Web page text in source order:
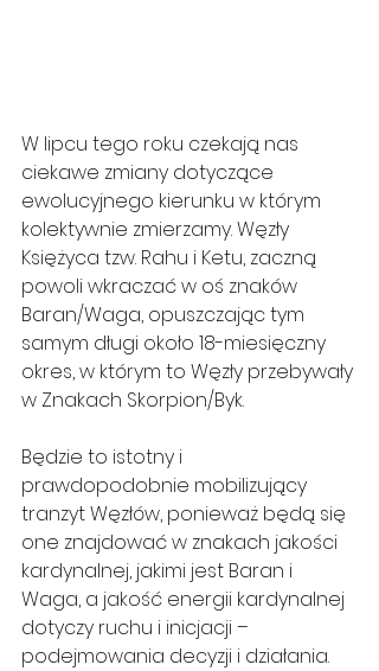
W lipcu tego roku czekają nas
ciekawe zmiany dotyczące
ewolucyjnego kierunku w którym
kolektywnie zmierzamy. Węzły
Księżyca tzw. Rahu i Ketu, zaczną
powoli wkraczać w oś znaków
Baran/Waga, opuszczając tym
samym długi około 18-miesięczny
okres, w którym to Węzły przebywały
w Znakach Skorpion/Byk.
Będzie to istotny i
prawdopodobnie mobilizujący
tranzyt Węzłów, ponieważ będą się
one znajdować w znakach jakości
kardynalnej, jakimi jest Baran i
Waga, a jakość energii kardynalnej
dotyczy ruchu i inicjacji –
podejmowania decyzji i działania.